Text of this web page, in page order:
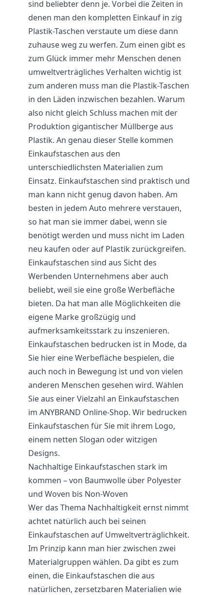
sind beliebter denn je. Vorbei die Zeiten in
denen man den kompletten Einkauf in zig
Plastik-Taschen verstaute um diese dann
zuhause weg zu werfen. Zum einen gibt es
zum Glück immer mehr Menschen denen
umweltverträgliches Verhalten wichtig ist
zum anderen muss man die Plastik-Taschen
in den Läden inzwischen bezahlen. Warum
also nicht gleich Schluss machen mit der
Produktion gigantischer Müllberge aus
Plastik. An genau dieser Stelle kommen
Einkaufstaschen aus den
unterschiedlichsten Materialien zum
Einsatz. Einkaufstaschen sind praktisch und
man kann nicht genug davon haben. Am
besten in jedem Auto mehrere verstauen,
so hat man sie immer dabei, wenn sie
benötigt werden und muss nicht im Laden
neu kaufen oder auf Plastik zurückgreifen.
Einkaufstaschen sind aus Sicht des
Werbenden Unternehmens aber auch
beliebt, weil sie eine große Werbefläche
bieten. Da hat man alle Möglichkeiten die
eigene Marke großzügig und
aufmerksamkeitsstark zu inszenieren.
Einkaufstaschen bedrucken ist in Mode, da
Sie hier eine Werbefläche bespielen, die
auch noch in Bewegung ist und von vielen
anderen Menschen gesehen wird. Wählen
Sie aus einer Vielzahl an Einkaufstaschen
im ANYBRAND Online-Shop. Wir bedrucken
Einkaufstaschen für Sie mit ihrem Logo,
einem netten Slogan oder witzigen
Designs.
Nachhaltige Einkaufstaschen stark im
kommen – von Baumwolle über Polyester
und Woven bis Non-Woven
Wer das Thema Nachhaltigkeit ernst nimmt
achtet natürlich auch bei seinen
Einkaufstaschen auf Umweltverträglichkeit.
Im Prinzip kann man hier zwischen zwei
Materialgruppen wählen. Da gibt es zum
einen, die Einkaufstaschen die aus
natürlichen, zersetzbaren Materialien wie